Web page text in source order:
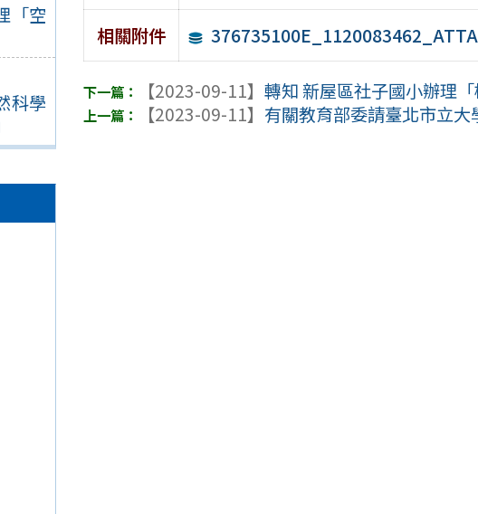
「空
科學
相關附件
【2023-09-11】轉知 新屋區社子國小辦理
【2023-09-11】 有關教育部委請臺北市立